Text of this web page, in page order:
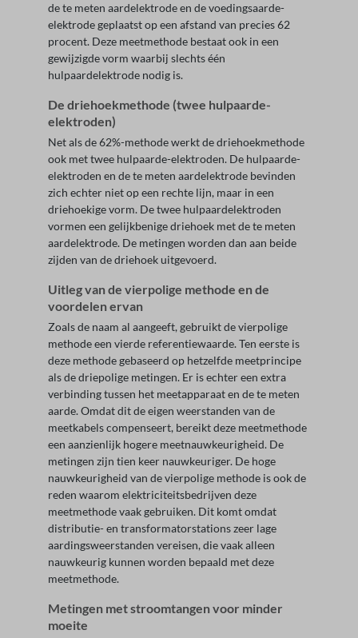
de te meten aardelektrode en de voedingsaarde-
elektrode geplaatst op een afstand van precies 62
procent. Deze meetmethode bestaat ook in een
gewijzigde vorm waarbij slechts één
hulpaardelektrode nodig is.
De driehoekmethode (twee hulpaarde-
elektroden)
Net als de 62%-methode werkt de driehoekmethode
ook met twee hulpaarde-elektroden. De hulpaarde-
elektroden en de te meten aardelektrode bevinden
zich echter niet op een rechte lijn, maar in een
driehoekige vorm. De twee hulpaardelektroden
vormen een gelijkbenige driehoek met de te meten
aardelektrode. De metingen worden dan aan beide
zijden van de driehoek uitgevoerd.
Uitleg van de vierpolige methode en de
voordelen ervan
Zoals de naam al aangeeft, gebruikt de vierpolige
methode een vierde referentiewaarde. Ten eerste is
deze methode gebaseerd op hetzelfde meetprincipe
als de driepolige metingen. Er is echter een extra
verbinding tussen het meetapparaat en de te meten
aarde. Omdat dit de eigen weerstanden van de
meetkabels compenseert, bereikt deze meetmethode
een aanzienlijk hogere meetnauwkeurigheid. De
metingen zijn tien keer nauwkeuriger. De hoge
nauwkeurigheid van de vierpolige methode is ook de
reden waarom elektriciteitsbedrijven deze
meetmethode vaak gebruiken. Dit komt omdat
distributie- en transformatorstations zeer lage
aardingsweerstanden vereisen, die vaak alleen
nauwkeurig kunnen worden bepaald met deze
meetmethode.
Metingen met stroomtangen voor minder
moeite